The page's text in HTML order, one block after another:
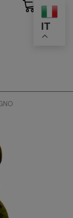
IT